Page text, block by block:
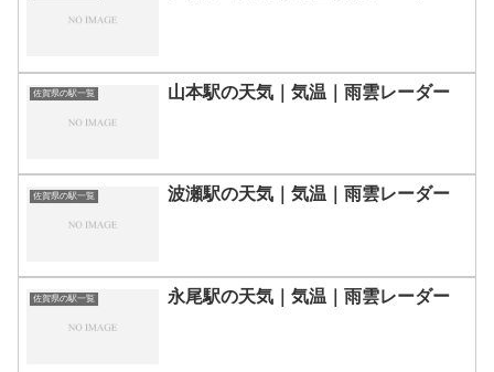
佐賀県の駅一覧 山本駅の天気｜気温｜雨雲レーダー
佐賀県の駅一覧 波瀬駅の天気｜気温｜雨雲レーダー
佐賀県の駅一覧 永尾駅の天気｜気温｜雨雲レーダー